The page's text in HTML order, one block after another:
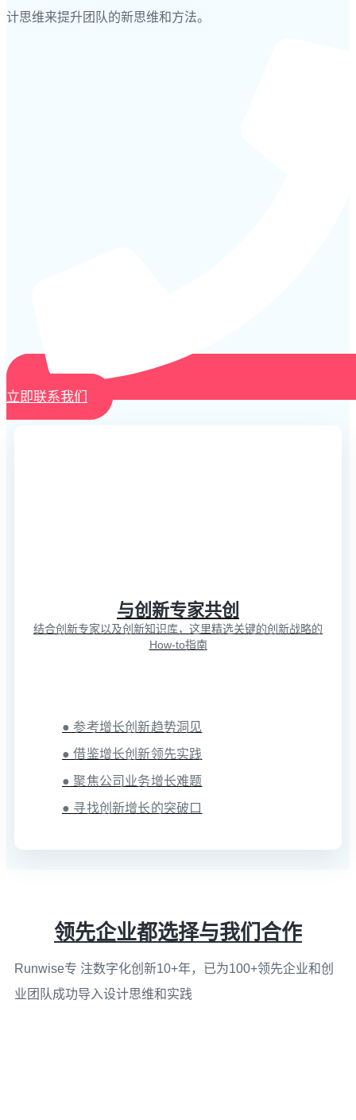
计思维来提升团队的新思维和方法。
立即联系我们
与创新专家共创
结合创新专家以及创新知识库，这里精选关键的创新战略的
How-to指南
● 参考增长创新趋势洞见
● 借鉴增长创新领先实践
● 聚焦公司业务增长难题
● 寻找创新增长的突破口
领先企业都选择与我们合作
Runwise专 注数字化创新10+年，已为100+领先企业和创
业团队成功导入设计思维和实践